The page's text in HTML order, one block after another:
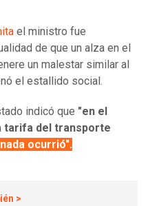
el ministro fue
de que un alza en el
un malestar similar al
el estallido social.
indicó que "en el
tarifa del transporte
ocurrió".
>